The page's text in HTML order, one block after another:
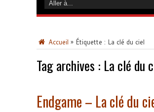
Accueil » Étiquette : La clé du ciel
Tag archives : La clé du
Endgame – La clé du